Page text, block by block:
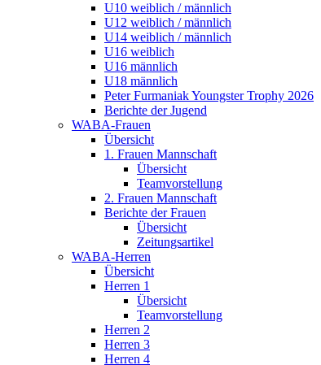
U10 weiblich / männlich
U12 weiblich / männlich
U14 weiblich / männlich
U16 weiblich
U16 männlich
U18 männlich
Peter Furmaniak Youngster Trophy 2026
Berichte der Jugend
WABA-Frauen
Übersicht
1. Frauen Mannschaft
Übersicht
Teamvorstellung
2. Frauen Mannschaft
Berichte der Frauen
Übersicht
Zeitungsartikel
WABA-Herren
Übersicht
Herren 1
Übersicht
Teamvorstellung
Herren 2
Herren 3
Herren 4